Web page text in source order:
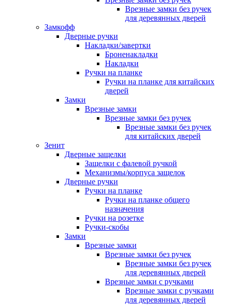
Врезные замки без ручек
для деревянных дверей
Замкофф
Дверные ручки
Накладки/завертки
Броненакладки
Накладки
Ручки на планке
Ручки на планке для китайских
дверей
Замки
Врезные замки
Врезные замки без ручек
Врезные замки без ручек
для китайских дверей
Зенит
Дверные защелки
Защелки с фалевой ручкой
Механизмы/корпуса защелок
Дверные ручки
Ручки на планке
Ручки на планке общего
назначения
Ручки на розетке
Ручки-скобы
Замки
Врезные замки
Врезные замки без ручек
Врезные замки без ручек
для деревянных дверей
Врезные замки с ручками
Врезные замки с ручками
для деревянных дверей